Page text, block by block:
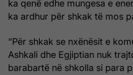
ka qenë edhe mungesa e
ka ardhur për shkak të mos
“Për shkak se nxënësit e
Ashkali dhe Egjiptian nuk
barabartë në shkolla si para